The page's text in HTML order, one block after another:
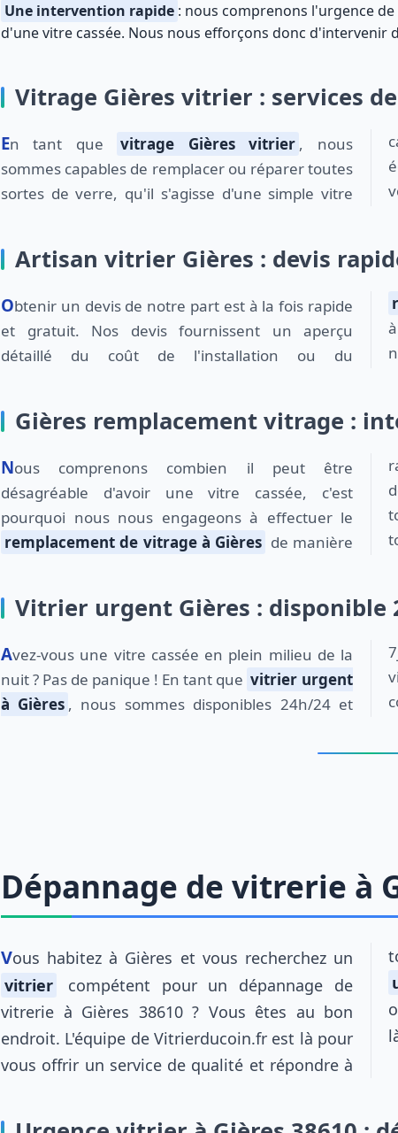
Une intervention rapide : nous comprenons l'urgence
d'une vitre cassée. Nous nous efforçons donc d'intervenir
Vitrage Gières vitrier : services
En tant que vitrage Gières vitrier , nous
sommes capables de remplacer ou réparer toutes
sortes de verre, qu'il s'agisse d'une simple vitre
Artisan vitrier Gières : devis
Obtenir un devis de notre part est à la fois rapide
et gratuit. Nos devis fournissent un aperçu
détaillé du coût de l'installation ou du
Gières remplacement vitrage :
Nous comprenons combien il peut être
désagréable d'avoir une vitre cassée, c'est
pourquoi nous nous engageons à effectuer le
remplacement de vitrage à Gières de manière
Vitrier urgent Gières : disponible
Avez-vous une vitre cassée en plein milieu de la
nuit ? Pas de panique ! En tant que vitrier urgent
à Gières , nous sommes disponibles 24h/24 et
Dépannage de vitrerie à
Vous habitez à Gières et vous recherchez un
vitrier
compétent pour un dépannage de
vitrerie à Gières 38610 ? Vous êtes au bon
endroit. L'équipe de Vitrierducoin.fr est là pour
vous offrir un service de qualité et répondre à